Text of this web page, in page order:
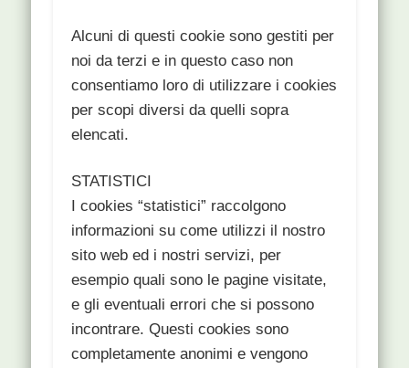
Alcuni di questi cookie sono gestiti per
noi da terzi e in questo caso non
consentiamo loro di utilizzare i cookies
per scopi diversi da quelli sopra
elencati.
STATISTICI
I cookies “statistici” raccolgono
informazioni su come utilizzi il nostro
sito web ed i nostri servizi, per
esempio quali sono le pagine visitate,
e gli eventuali errori che si possono
incontrare. Questi cookies sono
completamente anonimi e vengono